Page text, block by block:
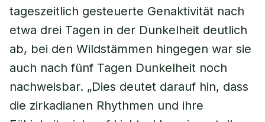
tageszeitlich gesteuerte Genaktivität nach
etwa drei Tagen in der Dunkelheit deutlich
ab, bei den Wildstämmen hingegen war sie
auch nach fünf Tagen Dunkelheit noch
nachweisbar. „Dies deutet darauf hin, dass
die zirkadianen Rhythmen und ihre